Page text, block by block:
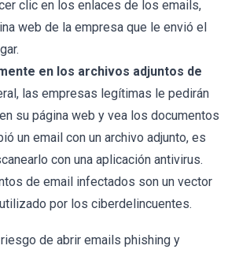
clic en los enlaces de los emails,
web de la empresa que le envió el
en los archivos adjuntos de
las empresas legítimas le pedirán
su página web y vea los documentos
un email con un archivo adjunto, es
con una aplicación antivirus.
de email infectados son un vector
por los ciberdelincuentes.
de abrir emails phishing y